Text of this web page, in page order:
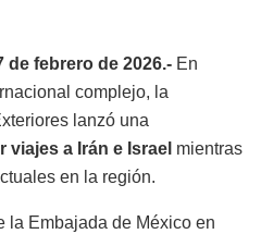
de febrero de 2026.- En
complejo, la
lanzó una
viajes a Irán e Israel mientras
en la región.
la Embajada de México en